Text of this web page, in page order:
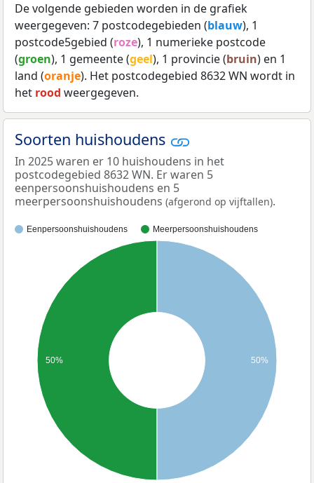
De volgende gebieden worden in de grafiek
weergegeven: 7 postcodegebieden (blauw), 1
postcode5gebied (roze), 1 numerieke postcode
(groen), 1 gemeente (geel), 1 provincie (bruin) en 1
land (oranje). Het postcodegebied 8632 WN wordt in
het rood weergegeven.
Soorten huishoudens
In 2025 waren er 10 huishoudens in het
postcodegebied 8632 WN. Er waren 5
eenpersoonshuishoudens en 5
meerpersoonshuishoudens (afgerond op vijftallen).
Eenpersoonshuishoudens Meerpersoonshuishoudens
50% 50%